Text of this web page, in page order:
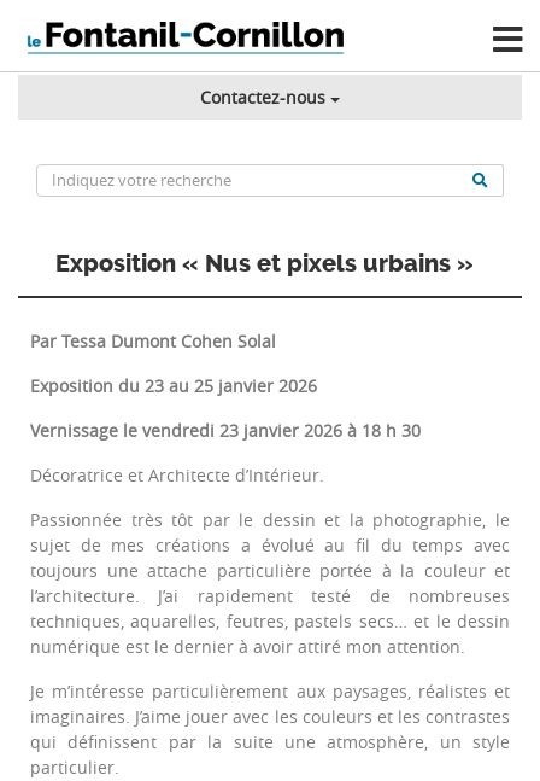
Contactez-nous
Exposition « Nus et pixels urbains »
Par Tessa Dumont Cohen Solal
Exposition du 23 au 25 janvier 2026
Vernissage le vendredi 23 janvier 2026 à 18 h 30
Décoratrice et Architecte d’Intérieur.
Passionnée très tôt par le dessin et la photographie, le
sujet de mes créations a évolué au fil du temps avec
toujours une attache particulière portée à la couleur et
l’architecture. J’ai rapidement testé de nombreuses
techniques, aquarelles, feutres, pastels secs… et le dessin
numérique est le dernier à avoir attiré mon attention.
Je m’intéresse particulièrement aux paysages, réalistes et
imaginaires. J’aime jouer avec les couleurs et les contrastes
qui définissent par la suite une atmosphère, un style
particulier.